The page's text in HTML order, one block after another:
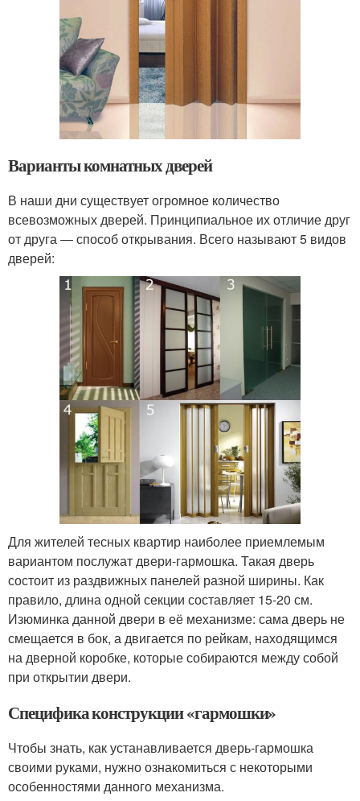
Варианты комнатных дверей
В наши дни существует огромное количество
всевозможных дверей. Принципиальное их отличие друг
от друга — способ открывания. Всего называют 5 видов
дверей:
Для жителей тесных квартир наиболее приемлемым
вариантом послужат двери-гармошка. Такая дверь
состоит из раздвижных панелей разной ширины. Как
правило, длина одной секции составляет 15-20 см.
Изюминка данной двери в её механизме: сама дверь не
смещается в бок, а двигается по рейкам, находящимся
на дверной коробке, которые собираются между собой
при открытии двери.
Специфика конструкции «гармошки»
Чтобы знать, как устанавливается дверь-гармошка
своими руками, нужно ознакомиться с некоторыми
особенностями данного механизма.